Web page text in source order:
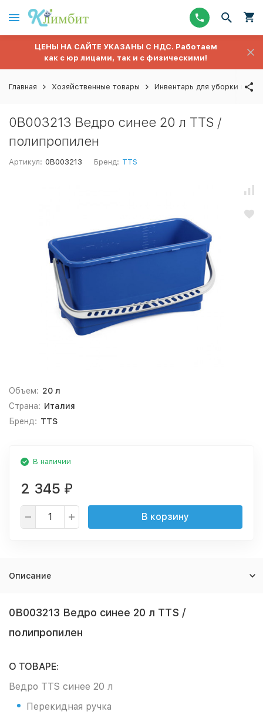
ЦЕНЫ НА САЙТЕ УКАЗАНЫ С НДС. Работаем
как с юр лицами, так и с физическими!
Главная Хозяйственные товары Инвентарь для уборки полов
0B003213 Ведро синее 20 л TTS /
полипропилен
Артикул: 0B003213 Бренд: TTS
Объем: 20 л
Страна: Италия
Бренд: TTS
В наличии
2 345 ₽
В корзину
Описание
0B003213 Ведро синее 20 л TTS /
полипропилен
О ТОВАРЕ:
Ведро TTS синее 20 л
Перекидная ручка